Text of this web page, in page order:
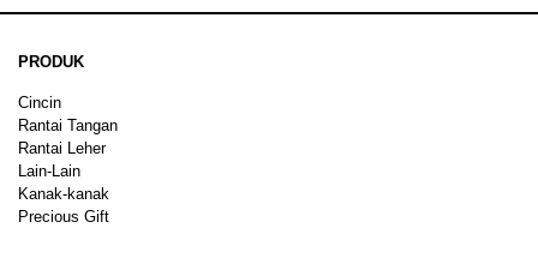
PRODUK
Cincin
Rantai Tangan
Rantai Leher
Lain-Lain
Kanak-kanak
Precious Gift